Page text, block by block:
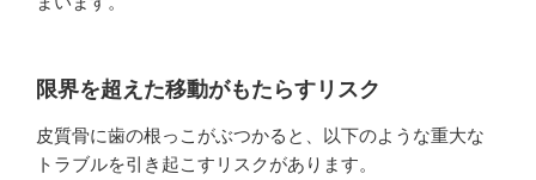
限界を超えた移動がもたらすリスク
皮質骨に歯の根っこがぶつかると、以下のような重大な
トラブルを引き起こすリスクがあります。